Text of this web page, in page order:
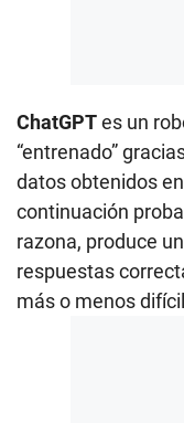
ChatGPTes un
“entrenado”
datos obtenidos
continuación
razona, produce
respuestas
más o menos